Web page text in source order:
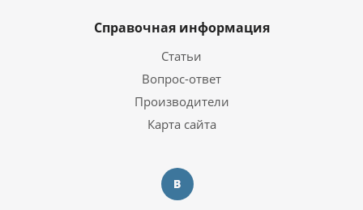
Справочная информация
Статьи
Вопрос-ответ
Производители
Карта сайта